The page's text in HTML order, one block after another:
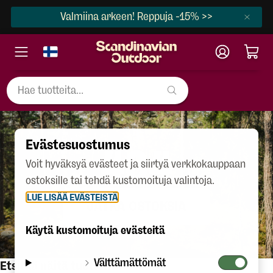
Valmiina arkeen! Reppuja -15% >>
404
JATKA OSTOKSIA
Etsitkö näitä tuotteita?
Evästesuostumus
Voit hyväksyä evästeet ja siirtyä verkkokauppaan
ostoksille tai tehdä kustomoituja valintoja.
LUE LISÄÄ EVÄSTEISTÄ
Käytä kustomoituja evästeitä
Välttämättömät